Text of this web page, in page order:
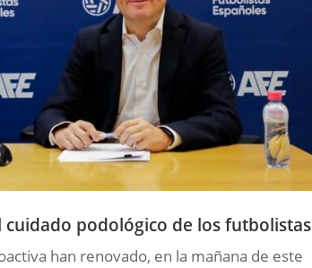
cuidado podológico de los futbolistas
han renovado, en la mañana de este